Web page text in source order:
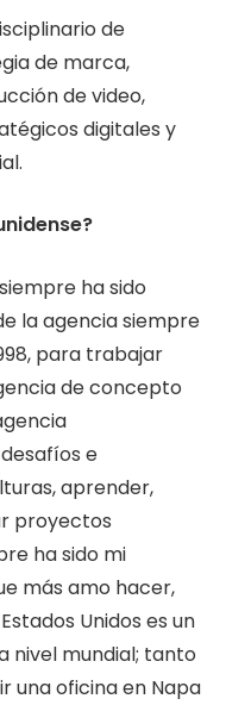
de
de marca,
de video,
digitales y
ha sido
la agencia siempre
para trabajar
de concepto
e
aprender,
proyectos
ha sido mi
más amo hacer,
Unidos es un
nivel mundial; tanto
una oficina en Napa